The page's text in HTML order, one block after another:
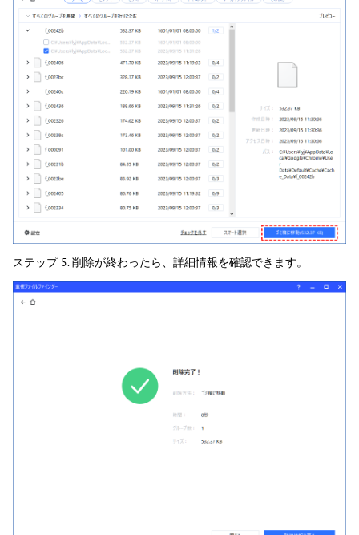
ステップ 5. 削除が終わったら、詳細情報を確認できます。